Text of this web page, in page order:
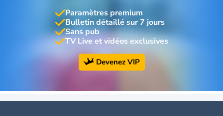
Paramètres premium
Bulletin détaillé sur 7 jours
Sans pub
TV Live et vidéos exclusives
Devenez VIP